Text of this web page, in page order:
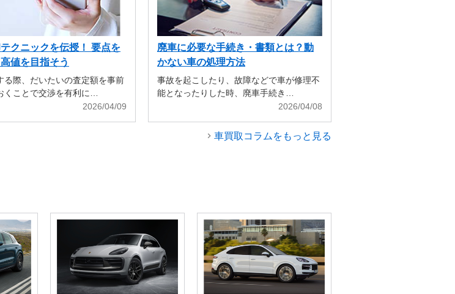
クニックを伝授！ 要点を
値を目指そう
る際、だいたいの査定額を事前
くことで交渉を有利に…
2026/04/09
廃車に必要な手続き・書類とは？動
かない車の処理方法
事故を起こしたり、故障などで車が修理不
能となったりした時、廃車手続き…
2026/04/08
車買取コラムをもっと見る